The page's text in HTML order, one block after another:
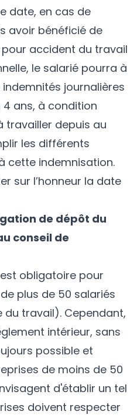
date, en cas de
avoir bénéficié de
pour accident du travail
le salarié pourra à
journalières
ans, à condition
travailler depuis au
les différents
cette indemnisation.
sur l’honneur la date
de dépôt du
conseil de
obligatoire pour
plus de 50 salariés
du travail). Cependant,
intérieur, sans
possible et
de moins de 50
d'établir un tel
doivent respecter